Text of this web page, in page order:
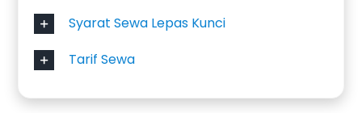
Syarat Sewa Lepas Kunci
Tarif Sewa